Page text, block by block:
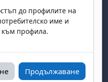
до профилите на
име и
към профила.
Продължаване